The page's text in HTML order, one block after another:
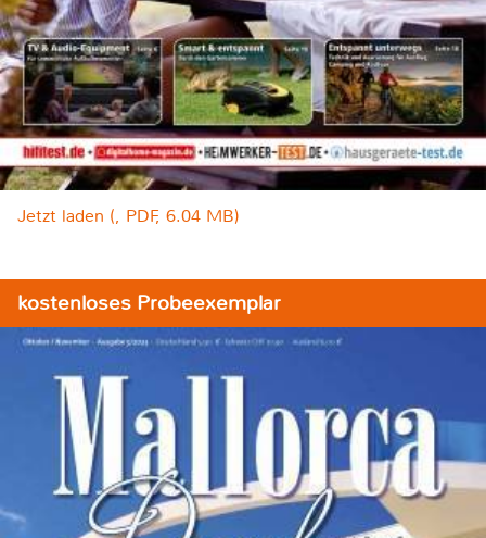
Jetzt laden (, PDF, 6.04 MB)
kostenloses Probeexemplar